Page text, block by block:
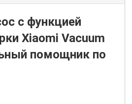
с функцией
Xiaomi Vacuum
помощник по